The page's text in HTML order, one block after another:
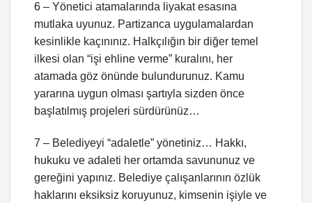
6 – Yönetici atamalarında liyakat esasına
mutlaka uyunuz. Partizanca uygulamalardan
kesinlikle kaçınınız. Halkçılığın bir diğer temel
ilkesi olan “işi ehline verme” kuralını, her
atamada göz önünde bulundurunuz. Kamu
yararına uygun olması şartıyla sizden önce
başlatılmış projeleri sürdürünüz…
7 – Belediyeyi “adaletle” yönetiniz… Hakkı,
hukuku ve adaleti her ortamda savununuz ve
gereğini yapınız. Belediye çalışanlarının özlük
haklarını eksiksiz koruyunuz, kimsenin işiyle ve